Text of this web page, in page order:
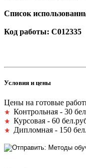
Список
Код работы: С012335
Условия и цены
Цены на
Контрольная - 30
Курсовая - 60
Дипломная - 150